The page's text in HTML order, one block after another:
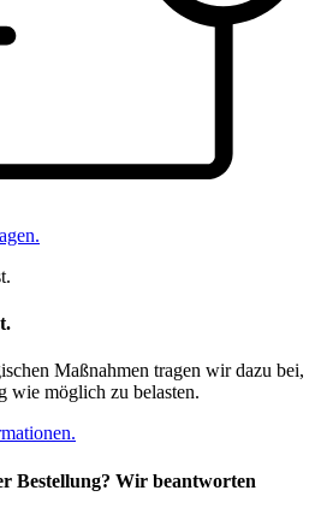
Maßnahmen tragen wir dazu bei,
wie möglich zu belasten.
Bestellung? Wir beantworten